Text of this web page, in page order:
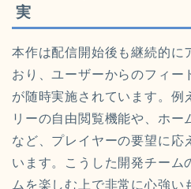
実
本作は配信開始後も継続的に
おり、ユーザーからのフィー
が随時実施されています。例
リーの自由閲覧機能や、ホー
など、プレイヤーの要望に応
います。こうした開発チーム
ムを楽しむ上で非常に心強い